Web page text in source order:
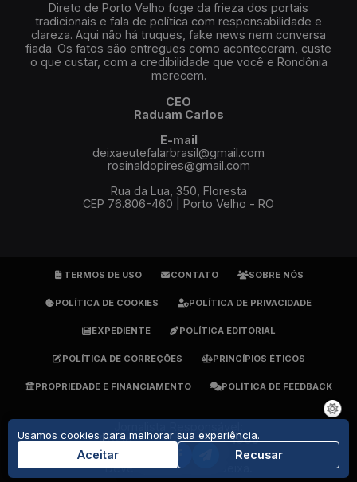
Direto de Porto Velho foge da frieza dos portais
tradicionais e fala de política com responsabilidade e
clareza. Aqui não há truques, fake news nem conversa
fiada. Os fatos são entregues como aconteceram, custe
o que custar, com a credibilidade que você e Rondônia
merecem.
CEO
Raduam Carlos
E-mail
deixaeutefalarbrasil@gmail.com
rosinaldopires@gmail.com
Rua da Lua, 350, Floresta
CEP 76.806-460 | Porto Velho - RO
TERMOS DE USO CONTATO SOBRE NÓS
POLÍTICA DE COOKIES POLÍTICA DE PRIVACIDADE
EXPEDIENTE POLÍTICA EDITORIAL
POLÍTICA DE CORREÇÕES PRINCÍPIOS ÉTICOS
PROPRIEDADE E FINANCIAMENTO POLÍTICA DE FEEDBACK
Rosinaldo Pires - DRT 1905
Developed ByGrupoDeixa.
Usamos cookies para melhorar sua experiência.
Aceitar Recusar